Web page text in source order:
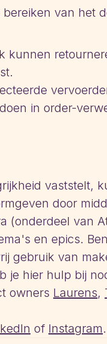
van het
kunnen
in order-
vaststelt,
door
(onderdeel van
en epics.
gebruik van
je hier hulp bij
owners Laurens,
of Instagram.